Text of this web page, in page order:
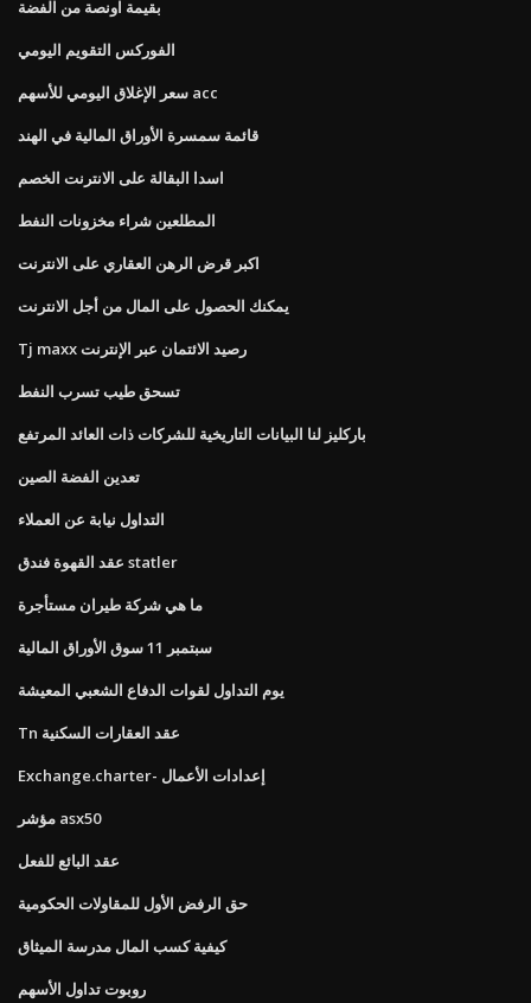
بقيمة اونصة من الفضة
الفوركس التقويم اليومي
سعر الإغلاق اليومي للأسهم acc
قائمة سمسرة الأوراق المالية في الهند
اسدا البقالة على الانترنت الخصم
المطلعين شراء مخزونات النفط
اكبر قرض الرهن العقاري على الانترنت
يمكنك الحصول على المال من أجل الانترنت
Tj maxx رصيد الائتمان عبر الإنترنت
تسحق طيب تسرب النفط
باركليز لنا البيانات التاريخية للشركات ذات العائد المرتفع
تعدين الفضة الصين
التداول نيابة عن العملاء
عقد القهوة فندق statler
ما هي شركة طيران مستأجرة
سبتمبر 11 سوق الأوراق المالية
يوم التداول لقوات الدفاع الشعبي المعيشة
Tn عقد العقارات السكنية
Exchange.charter- إعدادات الأعمال
مؤشر asx50
عقد البائع للفعل
حق الرفض الأول للمقاولات الحكومية
كيفية كسب المال مدرسة الميثاق
روبوت تداول الأسهم